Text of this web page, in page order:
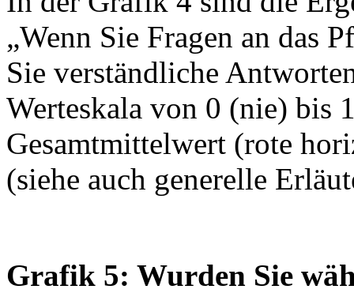
„Wenn Sie Fragen an das
Sie verständliche
Werteskala von 0 (nie) bis
Gesamtmittelwert (rote
(siehe auch generelle
Grafik 5: Wurden Sie